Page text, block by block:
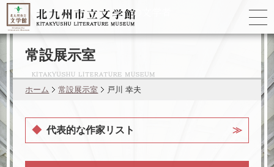
ゆかりの
常設展示室
ホーム 常設展示室 戸川 幸夫
代表的な作家リスト